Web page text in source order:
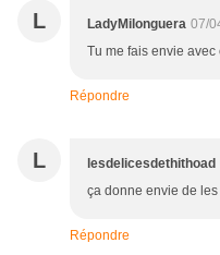
L LadyMilonguera 07/
Tu me fais envie
Répondre
L lesdelicesdethithoad
ça donne envie de
Répondre